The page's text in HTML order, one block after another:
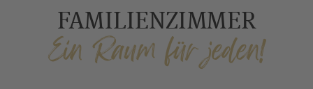
FAMILIENZIMMER
Ein Raum für jeden!